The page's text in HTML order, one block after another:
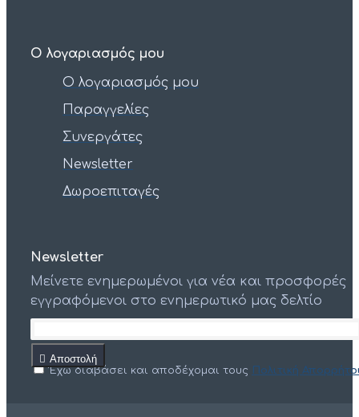
Ο λογαριασμός μου
Ο λογαριασμός μου
Παραγγελίες
Συνεργάτες
Newsletter
Δωροεπιταγές
Newsletter
Μείνετε ενημερωμένοι για νέα και προσφορές
εγγραφόμενοι στο ενημερωτικό μας δελτίο
Αποστολή
Έχω διαβάσει και αποδέχομαι τους Πολιτική